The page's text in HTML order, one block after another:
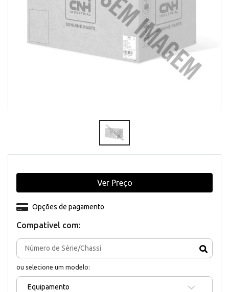
Compativel com:
ou selecione um modelo:
Equipamento
Opções de pagamento
Ver Preço